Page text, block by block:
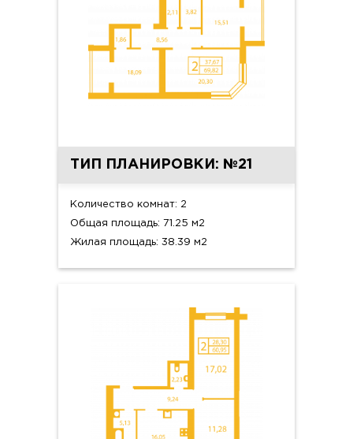
ТИП ПЛАНИРОВКИ: №21
Количество комнат: 2
Общая площадь: 71.25 м2
Жилая площадь: 38.39 м2